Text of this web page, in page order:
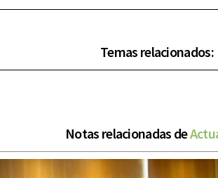
Temas relacionados:
Notas relacionadas de